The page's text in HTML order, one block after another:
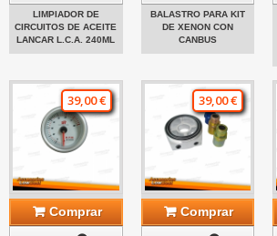
LIMPIADOR DE
CIRCUITOS DE ACEITE
LANCAR L.C.A. 240ML
BALASTRO PARA KIT
DE XENON CON
CANBUS
39,00 €
Comprar
39,00 €
Comprar